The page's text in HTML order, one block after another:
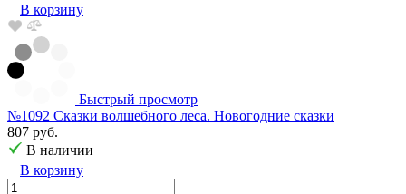
В корзину
Быстрый просмотр
№1092 Сказки волшебного леса. Новогодние сказки
807 руб.
В наличии
В корзину